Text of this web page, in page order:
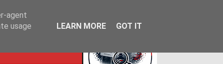
agent
usage
LEARN MORE GOT IT